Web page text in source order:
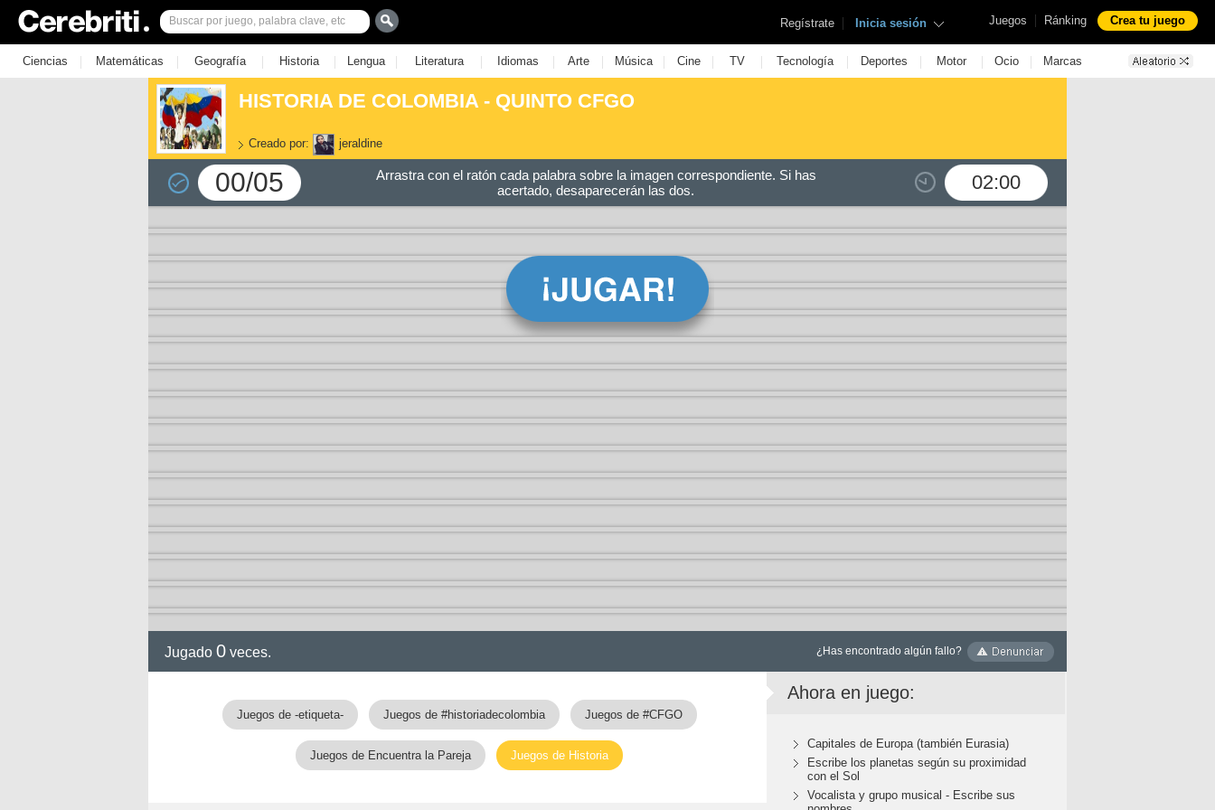
Juegos | Ránking Crea tu juego
Regístrate | Inicia sesión
Ciencias | Matemáticas | Geografía | Historia | Lengua | Literatura | Idiomas | Arte | Música | Cine | TV | Tecnología | Deportes | Motor | Ocio | Marcas
HISTORIA DE COLOMBIA - QUINTO CFGO
Creado por: jeraldine
00/05 02:00
Arrastra con el ratón cada palabra sobre la imagen correspondiente. Si has
acertado, desaparecerán las dos.
Jugado 0 veces. ¿Has encontrado algún fallo?
Juegos de -etiqueta- Juegos de #historiadecolombia Juegos de #CFGO
Juegos de Encuentra la Pareja Juegos de Historia
Ahora en juego:
Capitales de Europa (también Eurasia)
Escribe los planetas según su proximidad
con el Sol
Vocalista y grupo musical - Escribe sus